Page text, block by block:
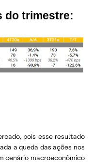
do trimestre:
pois esse resultado
a queda das ações nos
cenário macroeconômico